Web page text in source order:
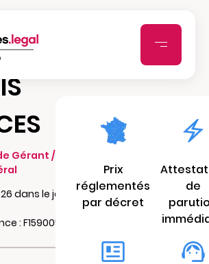
Gérant / Président /
dans le journal
: F15900534bpl9
Prix
réglementés
par décret
de